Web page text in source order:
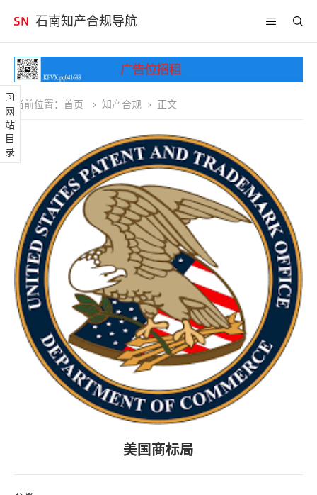
石南知产合规导航
网站目录
当前位置： 首页 知产合规 正文
美国商标局